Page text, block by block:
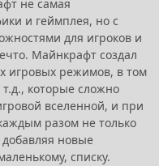
не самая
и геймплея, но с
для игроков и
Майнкрафт создал
игровых режимов, в том
которые сложно
вселенной, и при
разом не только
новые
списку.